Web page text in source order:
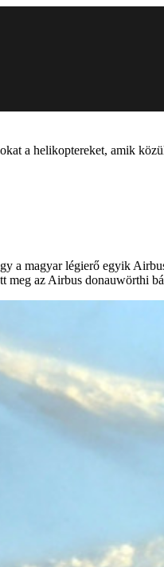
a helikoptereket, amik
a magyar légierő egyik
meg az Airbus donauwörthi